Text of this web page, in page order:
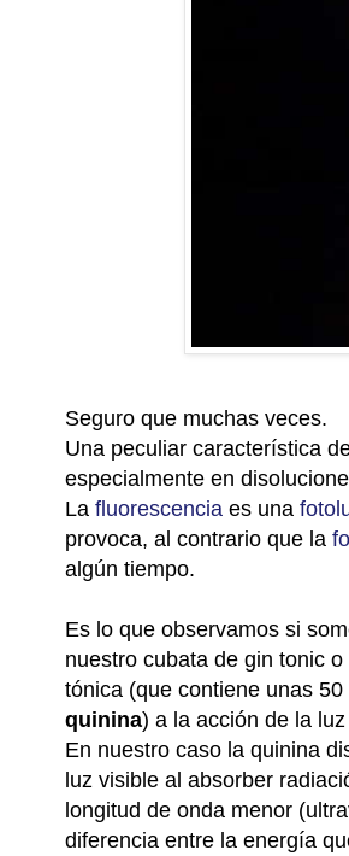
Seguro que muchas veces.
Una peculiar característica
especialmente en
La fluorescencia es una
provoca, al contrario que la
algún tiempo.
Es lo que observamos si
nuestro cubata de gin tonic
tónica (que contiene unas 50
quinina) a la acción de la
En nuestro caso la quinina
luz visible al absorber
longitud de onda menor
diferencia entre la energía